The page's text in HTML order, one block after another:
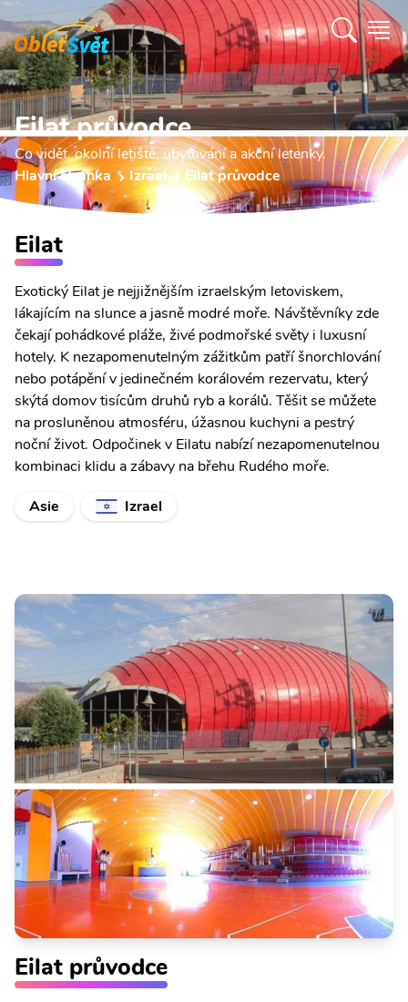
Eilat průvodce
Co vidět, okolní letiště, ubytování a akční letenky.
Hlavní stránka
Izrael Eilat průvodce
Eilat
Exotický Eilat je nejjižnějším izraelským letoviskem,
lákajícím na slunce a jasně modré moře. Návštěvníky zde
čekají pohádkové pláže, živé podmořské světy i luxusní
hotely. K nezapomenutelným zážitkům patří šnorchlování
nebo potápění v jedinečném korálovém rezervatu, který
skýtá domov tisícům druhů ryb a korálů. Těšit se můžete
na prosluněnou atmosféru, úžasnou kuchyni a pestrý
noční život. Odpočinek v Eilatu nabízí nezapomenutelnou
kombinaci klidu a zábavy na břehu Rudého moře.
Asie
Izrael
Eilat průvodce